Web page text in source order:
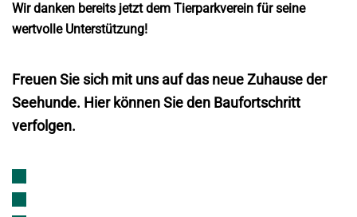
Wir danken bereits jetzt dem Tierparkverein für seine
wertvolle Unterstützung!
Freuen Sie sich mit uns auf das neue Zuhause der
Seehunde. Hier können Sie den Baufortschritt
verfolgen.